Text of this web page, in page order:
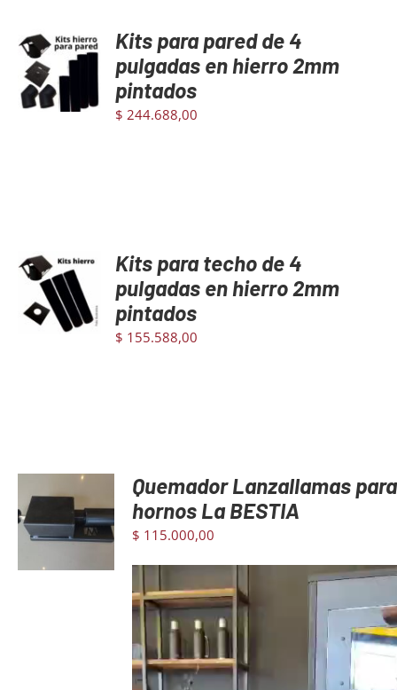
Mayoristas
Carrito
AGREGAR
AL
CARRITO
/
DETAILS
Kits para pared de 4
pulgadas en hierro 2mm
pintados
$ 244.688,00
AGREGAR
AL
CARRITO
/
DETAILS
Kits para techo de 4
pulgadas en hierro 2mm
pintados
$ 155.588,00
AGREGAR
AL CARRITO
/
Quemador Lanzallamas para
hornos La BESTIA
$ 115.000,00
Reproductor
de
video